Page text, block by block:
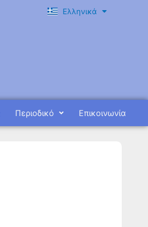
Ελληνικά
English
Περιοδικό Επικοινωνία